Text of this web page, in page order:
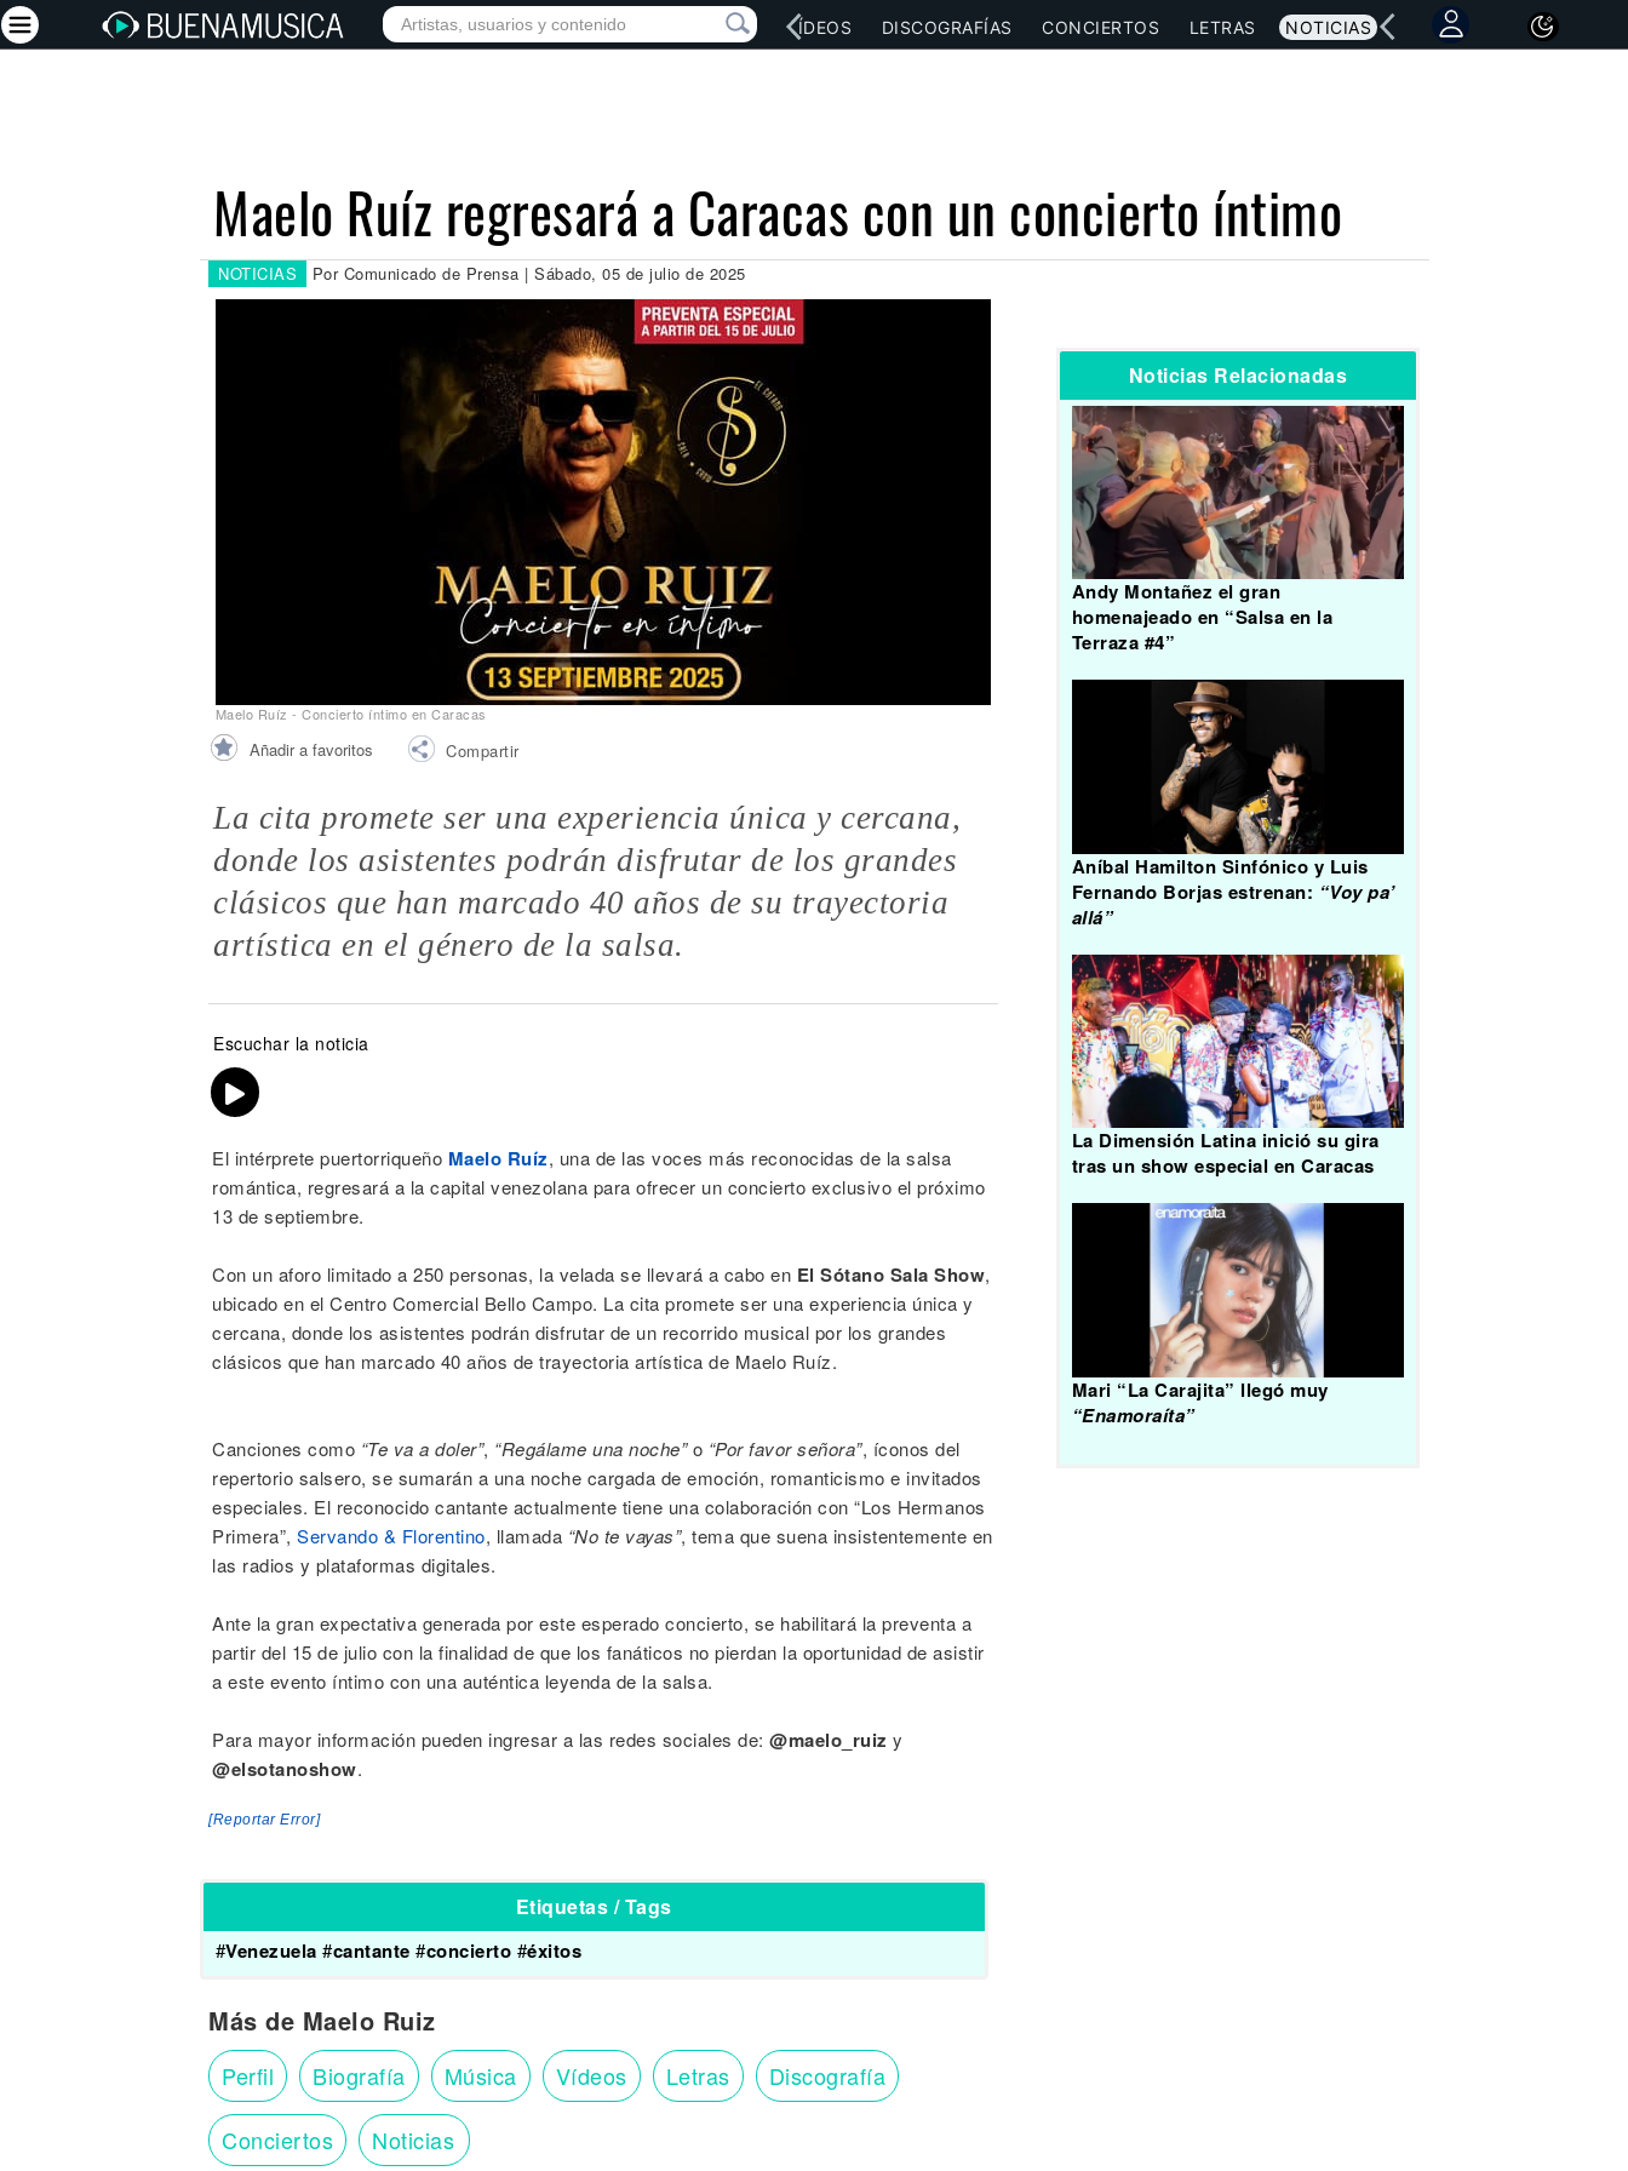
INICIO ARTISTAS RED SOCIAL MÚSICA VÍDEOS DISCOGRAFÍAS CONCIERTOS LETRAS NOTICIAS
Maelo Ruíz regresará a Caracas con un concierto íntimo
NOTICIAS Por Comunicado de Prensa | Sábado, 05 de julio de 2025
Maelo Ruíz - Concierto íntimo en Caracas
Añadir a favoritos Compartir
La cita promete ser una experiencia única y cercana,
donde los asistentes podrán disfrutar de los grandes
clásicos que han marcado 40 años de su trayectoria
artística en el género de la salsa.
Escuchar la noticia
El intérprete puertorriqueño Maelo Ruíz, una de las voces más reconocidas de la salsa
romántica, regresará a la capital venezolana para ofrecer un concierto exclusivo el próximo
13 de septiembre.
Con un aforo limitado a 250 personas, la velada se llevará a cabo en El Sótano Sala Show,
ubicado en el Centro Comercial Bello Campo. La cita promete ser una experiencia única y
cercana, donde los asistentes podrán disfrutar de un recorrido musical por los grandes
clásicos que han marcado 40 años de trayectoria artística de Maelo Ruíz.
Canciones como “Te va a doler”, “Regálame una noche”o “Por favor señora”, íconos del
repertorio salsero, se sumarán a una noche cargada de emoción, romanticismo e invitados
especiales. El reconocido cantante actualmente tiene una colaboración con “Los Hermanos
Primera”, Servando & Florentino, llamada “No te vayas”, tema que suena insistentemente en
las radios y plataformas digitales.
Ante la gran expectativa generada por este esperado concierto, se habilitará la preventa a
partir del 15 de julio con la finalidad de que los fanáticos no pierdan la oportunidad de asistir
a este evento íntimo con una auténtica leyenda de la salsa.
Para mayor información pueden ingresar a las redes sociales de: @maelo_ruiz y
@elsotanoshow.
[Reportar Error]
Etiquetas / Tags
#Venezuela #cantante #concierto #éxitos
Más de Maelo Ruiz
Perfil Biografía Música Vídeos Letras Discografía
Conciertos Noticias
Noticias Relacionadas
Andy Montañez el gran
homenajeado en “Salsa en la
Terraza #4”
Aníbal Hamilton Sinfónico y Luis
Fernando Borjas estrenan: “Voy pa’
allá”
La Dimensión Latina inició su gira
tras un show especial en Caracas
Mari “La Carajita” llegó muy
“Enamoraíta”